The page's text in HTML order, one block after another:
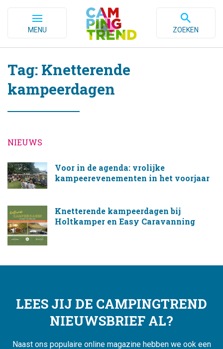
MENU ZOEKEN
Tag: Knetterende
kampeerdagen
NIEUWS
Voor in de agenda: vrolijke
kampeerevenementen in het voorjaar
Knetterende kampeerdagen bij
Holtkamper en Easy Caravanning
LEES JIJ DE CAMPINGTREND
NIEUWSBRIEF AL?
Naast ons populaire online magazine hebben we ook een